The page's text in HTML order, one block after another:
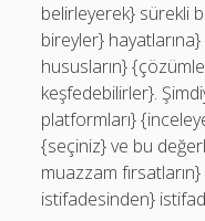
belirleyerek} sürekli
bireyler}
hususların}
keşfedebilirler}.
platformları}
{seçiniz} ve bu
muazzam
istifadesinden}